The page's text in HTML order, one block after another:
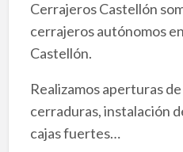
Cerrajeros Castellón
cerrajeros autónomos
Castellón.
Realizamos aperturas
cerraduras, instalación
cajas fuertes…